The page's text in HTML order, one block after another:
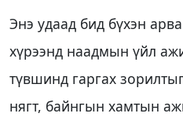
Энэ удаад бид бүхэн
хүрээнд наадмын үйл
түвшинд гаргах
нягт, байнгын хамтын